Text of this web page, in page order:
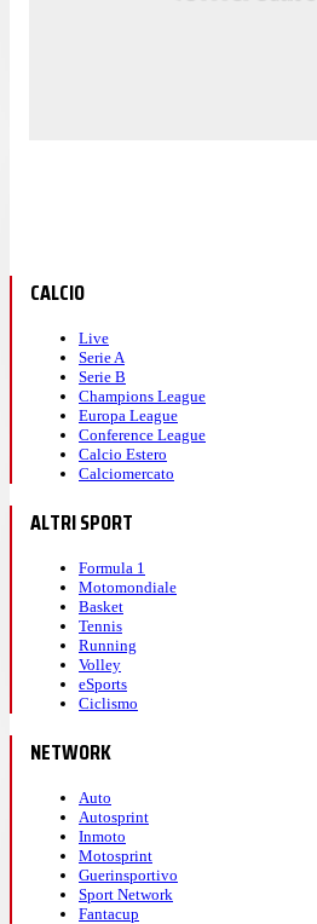
CALCIO
Live
Serie A
Serie B
Champions League
Europa League
Conference League
Calcio Estero
Calciomercato
ALTRI SPORT
Formula 1
Motomondiale
Basket
Tennis
Running
Volley
eSports
Ciclismo
NETWORK
Auto
Autosprint
Inmoto
Motosprint
Guerinsportivo
Sport Network
Fantacup